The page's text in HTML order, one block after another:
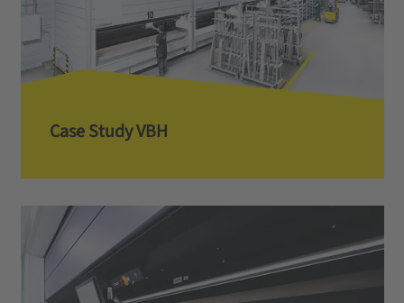
Case Study VBH